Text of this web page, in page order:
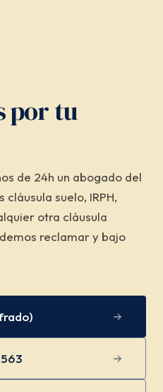
por tu
de 24h un abogado del
suelo, IRPH,
otra cláusula
reclamar y bajo